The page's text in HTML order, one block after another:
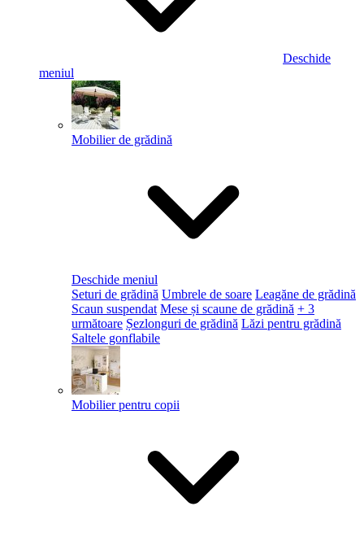
Deschide
meniul
Mobilier de grădină
Deschide meniul
Seturi de grădină Umbrele de soare Leagăne de grădină
Scaun suspendat Mese și scaune de grădină + 3
următoare Șezlonguri de grădină Lăzi pentru grădină
Saltele gonflabile
Mobilier pentru copii